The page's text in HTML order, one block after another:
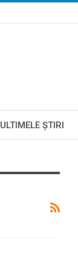
ULTIMELE ŞTIRI